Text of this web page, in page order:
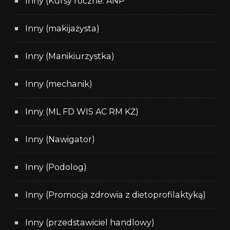
Inny (makijażysta)
Inny (Manikiurzystka)
Inny (mechanik)
Inny (ML FD WIS AC RM KŻ)
Inny (Nawigator)
Inny (Podolog)
Inny (Promocja zdrowia z dietoprofilaktyką)
Inny (przedstawiciel handlowy)